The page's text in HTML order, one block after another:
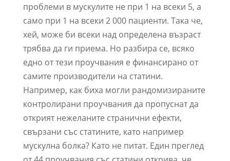
проблеми в мускулите не при 1 на всеки 5, а
само при 1 на всеки 2 000 пациенти. Така че,
хей, може би всеки над определена възраст
трябва да ги приема. Но разбира се, всяко
едно от тези проучвания е финансирано от
самите производители на статини.
Например, как биха могли рандомизираните
контролирани проучвания да пропуснат да
открият нежеланите странични ефекти,
свързани със статините, като например
мускулна болка? Като не питат. Един преглед